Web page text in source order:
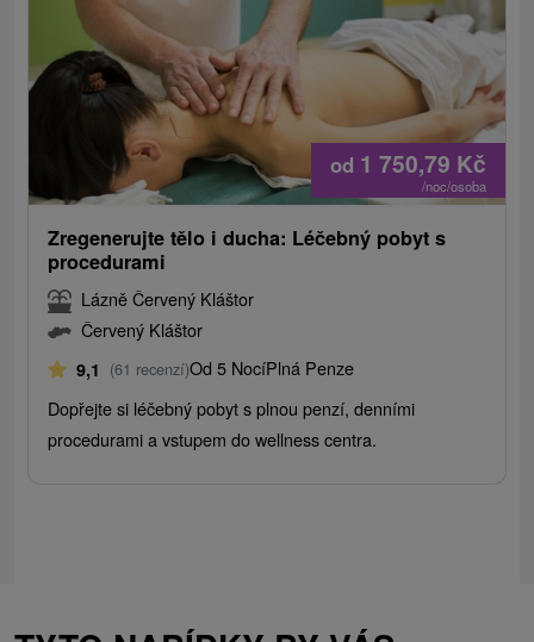
od 1 750,79 Kč
/noc/osoba
Zregenerujte tělo i ducha: Léčebný pobyt s
procedurami
Lázně Červený Kláštor
Červený Kláštor
9,1 (61 recenzí)Od 5 NocíPlná Penze
Dopřejte si léčebný pobyt s plnou penzí, denními
procedurami a vstupem do wellness centra.